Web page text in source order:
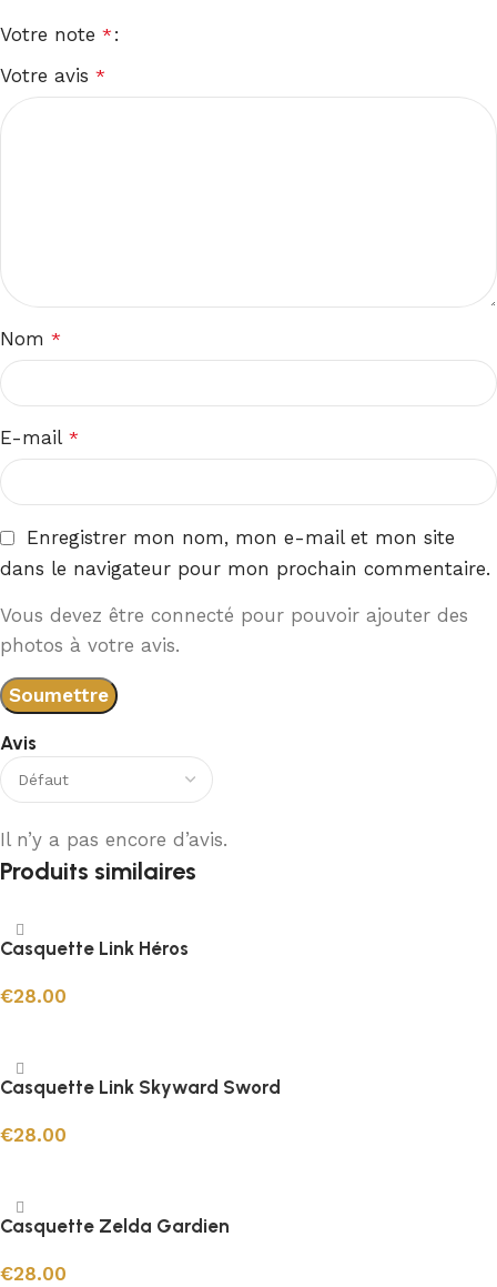
Avis
Il n’y a pas encore d’avis.
Votre note *
Votre avis *
Nom *
E-mail *
Enregistrer mon nom, mon e-mail et mon site
dans le navigateur pour mon prochain commentaire.
Vous devez être connecté pour pouvoir ajouter des
photos à votre avis.
Produits similaires
Casquette Link Héros
€28.00
Casquette Link Skyward Sword
€28.00
Casquette Zelda Gardien
€28.00